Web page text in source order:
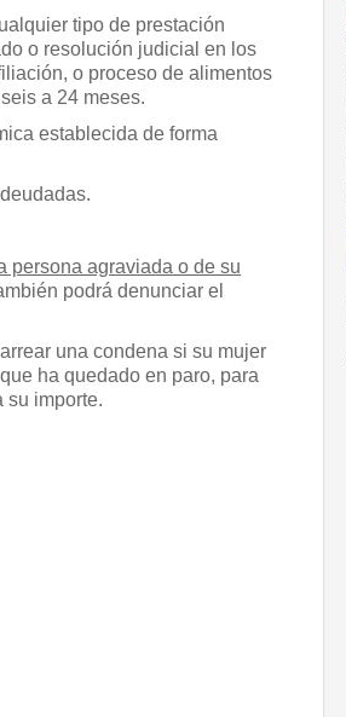
tipo de prestación
o resolución judicial en los
o proceso de alimentos
a 24 meses.
establecida de forma
persona agraviada o de su
podrá denunciar el
una condena si su mujer
ha quedado en paro, para
su importe.